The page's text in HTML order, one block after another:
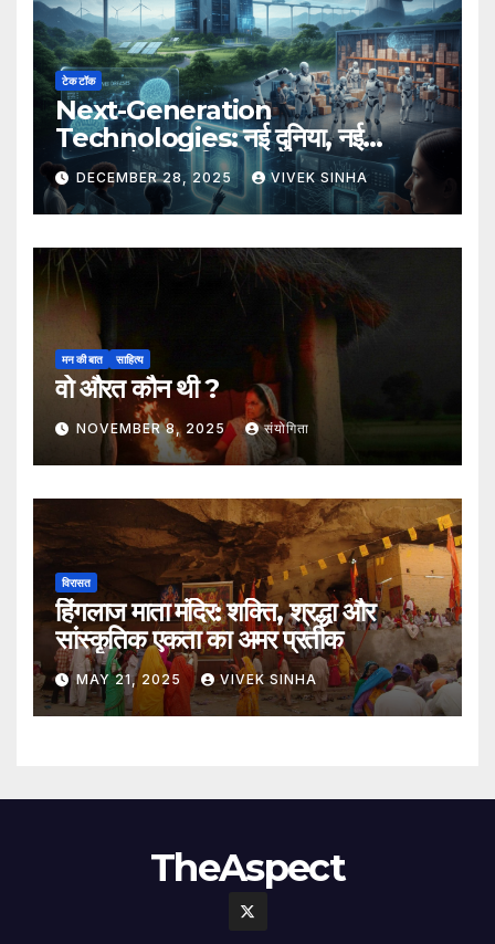
टेक टॉक
Next-Generation
Technologies: नई दुनिया, नई
संभावनाएँ, नया भविष्य
DECEMBER 28, 2025 VIVEK SINHA
मन की बात साहित्य
वो औरत कौन थी ?
NOVEMBER 8, 2025 संयोगिता
विरासत
हिंगलाज माता मंदिर: शक्ति, श्रद्धा और
सांस्कृतिक एकता का अमर प्रतीक
MAY 21, 2025 VIVEK SINHA
TheAspect